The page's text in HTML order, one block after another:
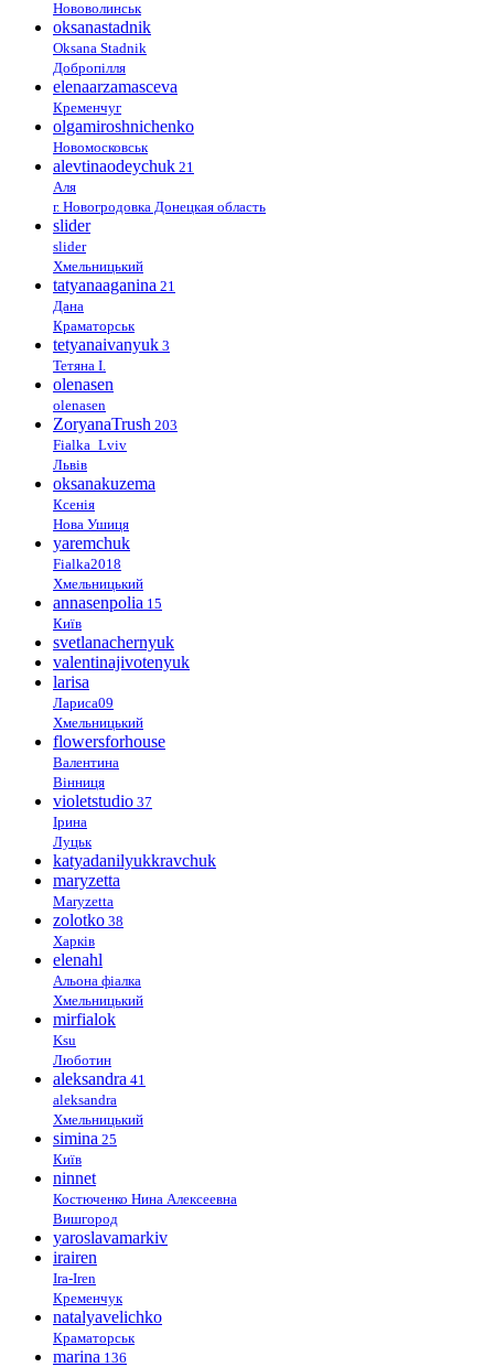
Нововолинськ
oksanastadnik
Oksana Stadnik
Добропілля
elenaarzamasceva
Кременчуг
olgamiroshnichenko
Новомосковськ
alevtinaodeychuk 21
Аля
г. Новогродовка Донецкая область
slider
slider
Хмельницький
tatyanaaganina 21
Дана
Краматорськ
tetyanaivanyuk 3
Тетяна І.
olenasen
olenasen
ZoryanaTrush 203
Fialka_Lviv
Львів
oksanakuzema
Ксенія
Нова Ушиця
yaremchuk
Fialka2018
Хмельницький
annasenpolia 15
Київ
svetlanachernyuk
valentinajivotenyuk
larisa
Лариса09
Хмельницький
flowersforhouse
Валентина
Вінниця
violetstudio 37
Ірина
Луцьк
katyadanilyukkravchuk
maryzetta
Maryzetta
zolotko 38
Харків
elenahl
Альона фіалка
Хмельницький
mirfialok
Ksu
Люботин
aleksandra 41
aleksandra
Хмельницький
simina 25
Київ
ninnet
Костюченко Нина Алексеевна
Вишгород
yaroslavamarkiv
irairen
Ira-Iren
Кременчук
natalyavelichko
Краматорськ
marina 136